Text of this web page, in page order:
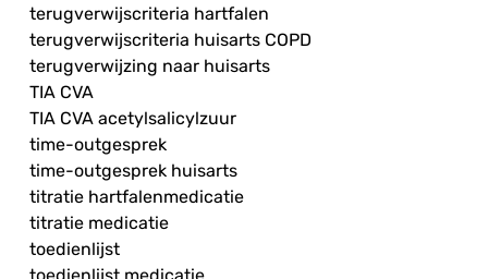
terugverwijscriteria hartfalen
terugverwijscriteria huisarts COPD
terugverwijzing naar huisarts
TIA CVA
TIA CVA acetylsalicylzuur
time-outgesprek
time-outgesprek huisarts
titratie hartfalenmedicatie
titratie medicatie
toedienlijst